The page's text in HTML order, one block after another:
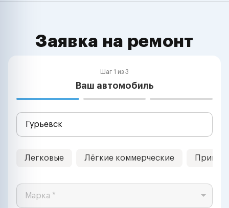
Заявка на ремонт
Шаг 1 из 3
Ваш автомобиль
Легковые Лёгкие коммерческие
Марка *